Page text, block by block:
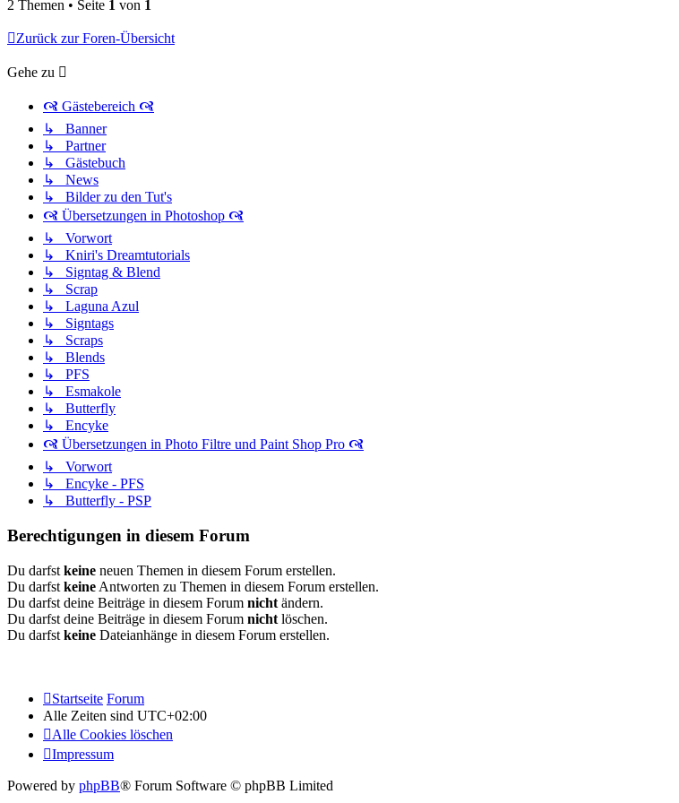
2 Themen • Seite 1 von 1
Zurück zur Foren-Übersicht
Gehe zu
🙧 Gästebereich 🙧
↳ Banner
↳ Partner
↳ Gästebuch
↳ News
↳ Bilder zu den Tut's
🙧 Übersetzungen in Photoshop 🙧
↳ Vorwort
↳ Kniri's Dreamtutorials
↳ Signtag & Blend
↳ Scrap
↳ Laguna Azul
↳ Signtags
↳ Scraps
↳ Blends
↳ PFS
↳ Esmakole
↳ Butterfly
↳ Encyke
🙧 Übersetzungen in Photo Filtre und Paint Shop Pro 🙧
↳ Vorwort
↳ Encyke - PFS
↳ Butterfly - PSP
Berechtigungen in diesem Forum
Du darfst keine neuen Themen in diesem Forum erstellen.
Du darfst keine Antworten zu Themen in diesem Forum erstellen.
Du darfst deine Beiträge in diesem Forum nicht ändern.
Du darfst deine Beiträge in diesem Forum nicht löschen.
Du darfst keine Dateianhänge in diesem Forum erstellen.
Startseite Forum
Alle Zeiten sind UTC+02:00
Alle Cookies löschen
Impressum
Powered by phpBB® Forum Software © phpBB Limited